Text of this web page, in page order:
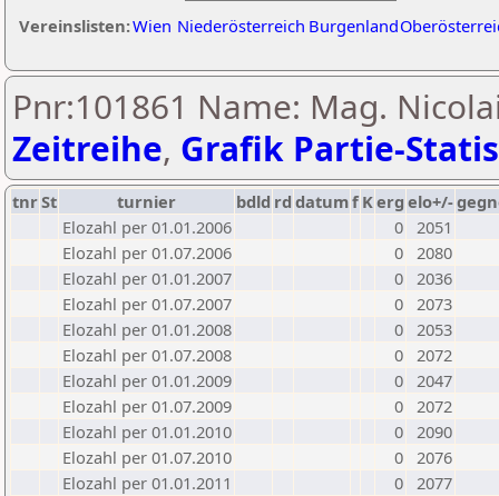
Vereinslisten:Wien Niederösterreich Burgenland
Pnr:101861 Name: Mag.
Zeitreihe, Grafik Partie-
tnrSt turnier bdld rd datumf Kerg elo+/-
Elozahl per 01.01.2006
0 2051
Elozahl per 01.07.2006
0 2080
Elozahl per 01.01.2007
0 2036
Elozahl per 01.07.2007
0 2073
Elozahl per 01.01.2008
0 2053
Elozahl per 01.07.2008
0 2072
Elozahl per 01.01.2009
0 2047
Elozahl per 01.07.2009
0 2072
Elozahl per 01.01.2010
0 2090
Elozahl per 01.07.2010
0 2076
Elozahl per 01.01.2011
0 2077